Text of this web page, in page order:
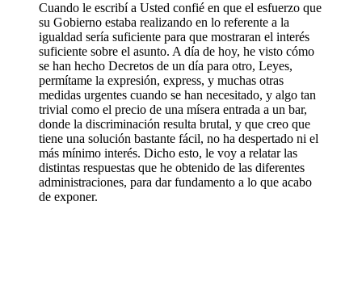
Cuando le escribí a Usted confié en que el esfuerzo que
su Gobierno estaba realizando en lo referente a la
igualdad sería suficiente para que mostraran el interés
suficiente sobre el asunto. A día de hoy, he visto cómo
se han hecho Decretos de un día para otro, Leyes,
permítame la expresión, express, y muchas otras
medidas urgentes cuando se han necesitado, y algo tan
trivial como el precio de una mísera entrada a un bar,
donde la discriminación resulta brutal, y que creo que
tiene una solución bastante fácil, no ha despertado ni el
más mínimo interés. Dicho esto, le voy a relatar las
distintas respuestas que he obtenido de las diferentes
administraciones, para dar fundamento a lo que acabo
de exponer.